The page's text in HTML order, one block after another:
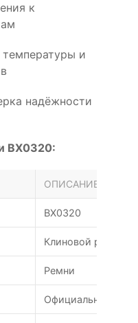
к
температуры и
надёжности
BX0320:
ОПИСАНИЕ
BX0320
Клиновой ремень
Ремни
Официальная